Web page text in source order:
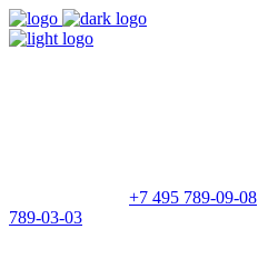
+7 495 789-09-08
789-03-03